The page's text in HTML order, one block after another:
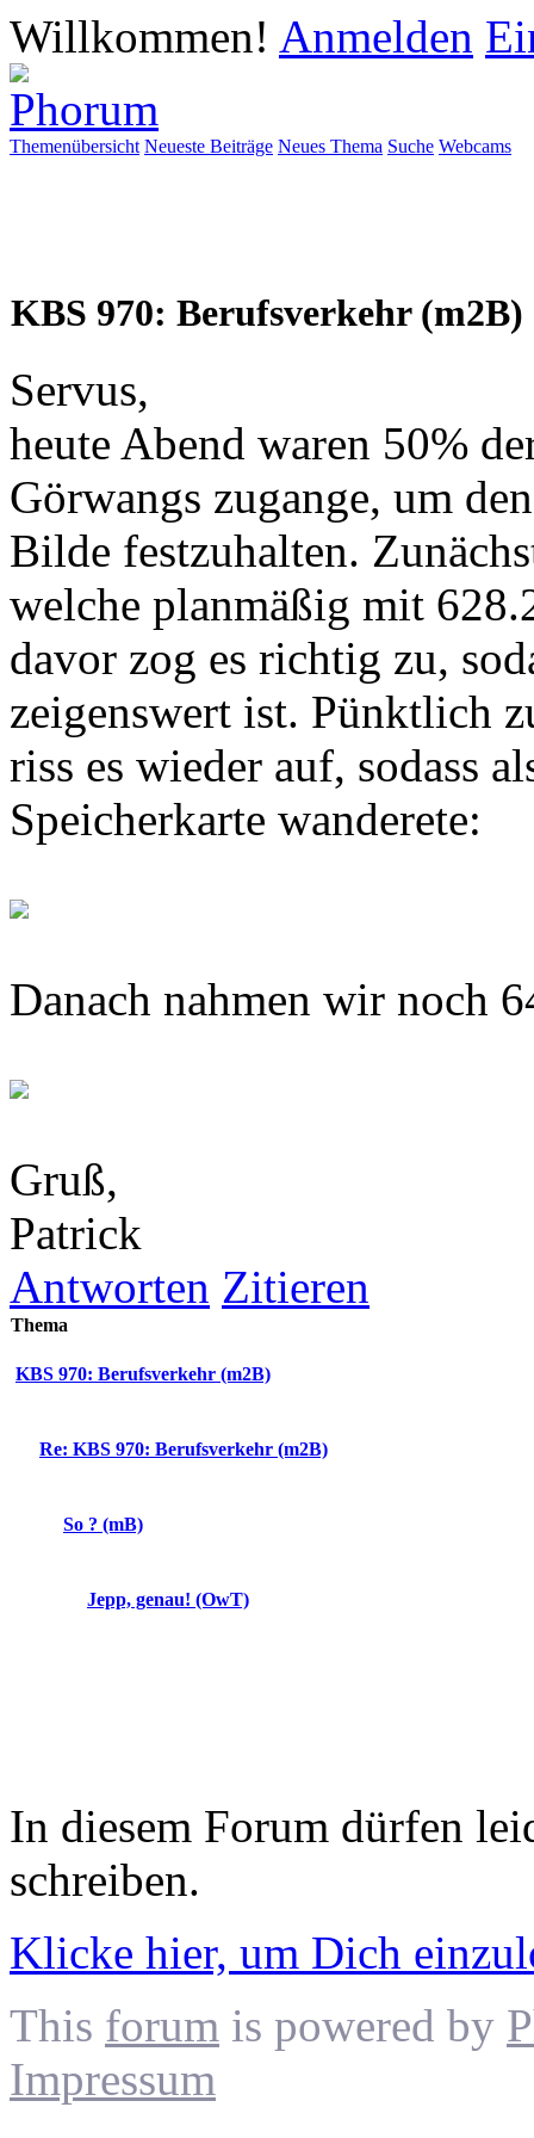
Willkommen! Anmelden
Themenübersicht Neueste Beiträge Neues Thema Suche Webcams
KBS 970: Berufsverkehr (m2B)
Servus,
heute Abend waren 50%
Görwangs zugange, um
Bilde festzuhalten.
welche planmäßig mit
davor zog es richtig zu,
zeigenswert ist. Pünktlich
riss es wieder auf, sodass
Speicherkarte wanderete:
Danach nahmen wir noch
Gruß,
Patrick
Antworten Zitieren
Thema
KBS 970: Berufsverkehr (m2B)
Re: KBS 970: Berufsverkehr (m2B)
So ? (mB)
Jepp, genau! (OwT)
In diesem Forum dürfen
schreiben.
Klicke hier, um Dich
This forum is powered by
Impressum